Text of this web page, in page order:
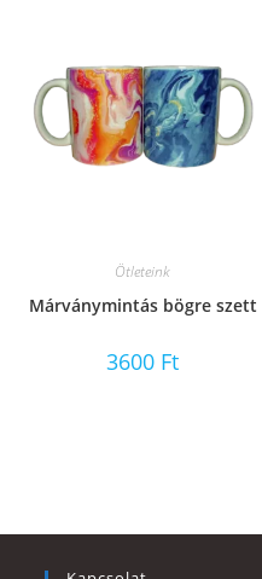
Ötleteink
Márványmintás bögre szett
3600 Ft